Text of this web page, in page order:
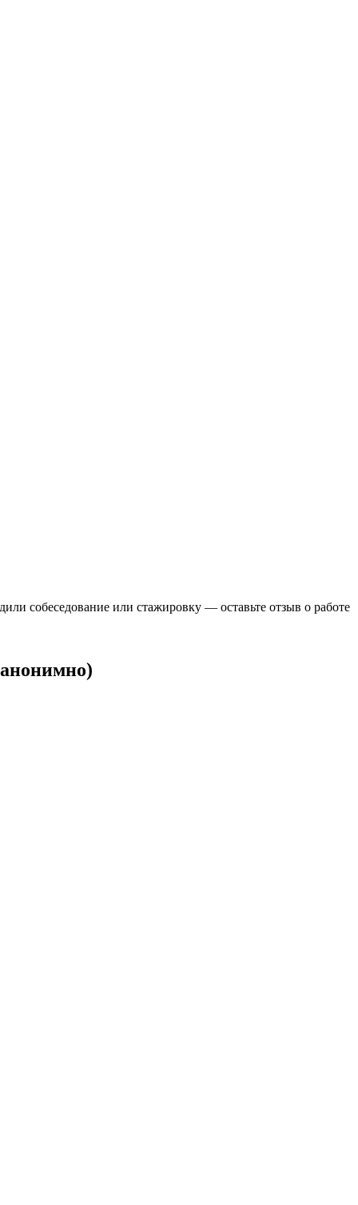
собеседование или стажировку — оставьте отзыв о работе